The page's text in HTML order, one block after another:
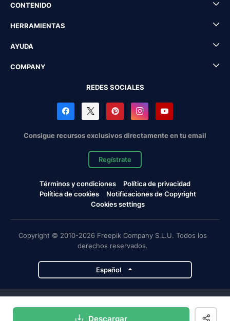
Descargar
CONTENIDO
HERRAMIENTAS
AYUDA
COMPANY
REDES SOCIALES
Consigue recursos exclusivos directamente en tu email
Regístrate
Términos y condiciones
Política de privacidad
Política de cookies
Notificaciones de Copyright
Cookies settings
Copyright © 2010-2026 Freepik Company S.L.U. Todos los
derechos reservados.
Español